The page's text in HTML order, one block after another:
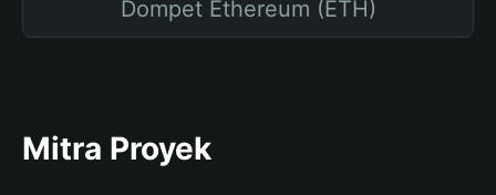
Dompet Ethereum (ETH)
Mitra Proyek